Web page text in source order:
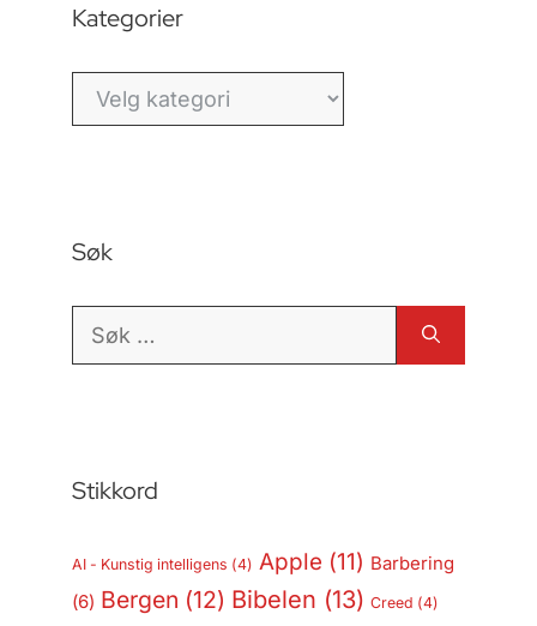
Kategorier
Kategorier
Søk
Søk
Stikkord
AI - Kunstig intelligens (4) Apple (11) Barbering
(6) Bergen (12) Bibelen (13) Creed (4)